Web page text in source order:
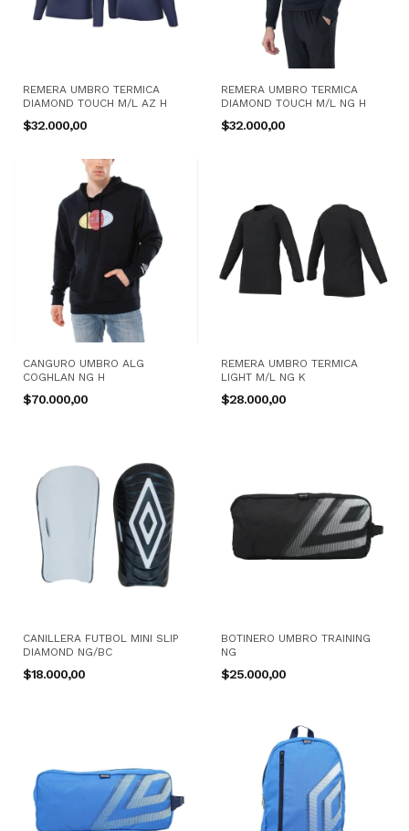
REMERA UMBRO TERMICA
DIAMOND TOUCH M/L AZ H
$32.000,00
REMERA UMBRO TERMICA
DIAMOND TOUCH M/L NG H
$32.000,00
CANGURO UMBRO ALG
COGHLAN NG H
$70.000,00
REMERA UMBRO TERMICA
LIGHT M/L NG K
$28.000,00
CANILLERA FUTBOL MINI SLIP
DIAMOND NG/BC
$18.000,00
BOTINERO UMBRO TRAINING
NG
$25.000,00